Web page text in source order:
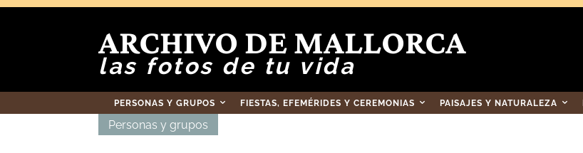
ARCHIVO DE MALLORCA
las fotos de tu vida
PERSONAS Y GRUPOS FIESTAS, EFEMÉRIDES Y CEREMONIAS PAISAJES Y NATURALEZA
Personas y grupos